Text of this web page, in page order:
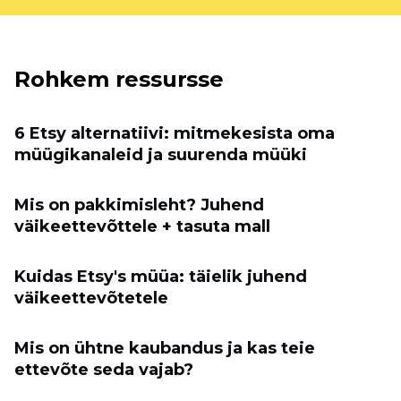
Rohkem ressursse
6 Etsy alternatiivi: mitmekesista oma
müügikanaleid ja suurenda müüki
Mis on pakkimisleht? Juhend
väikeettevõttele + tasuta mall
Kuidas Etsy's müüa: täielik juhend
väikeettevõtetele
Mis on ühtne kaubandus ja kas teie
ettevõte seda vajab?